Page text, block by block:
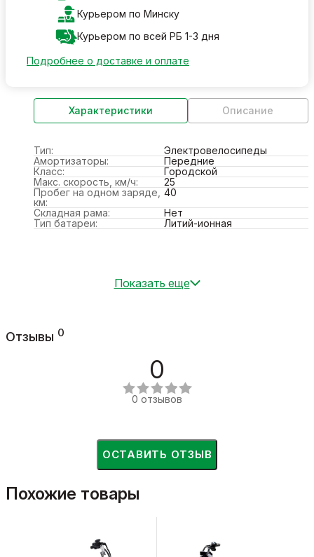
Курьером по Минску
Курьером по всей РБ 1-3 дня
Подробнее о доставке и оплате
Характеристики Описание
Тип:
Электровелосипеды
Амортизаторы:
Передние
Класс:
Городской
Макс. скорость, км/ч:
25
Пробег на одном заряде,
км:
40
Складная рама:
Нет
Тип батареи:
Литий-ионная
Показать еще
Отзывы 0
0
0 отзывов
ОСТАВИТЬ ОТЗЫВ
Похожие товары